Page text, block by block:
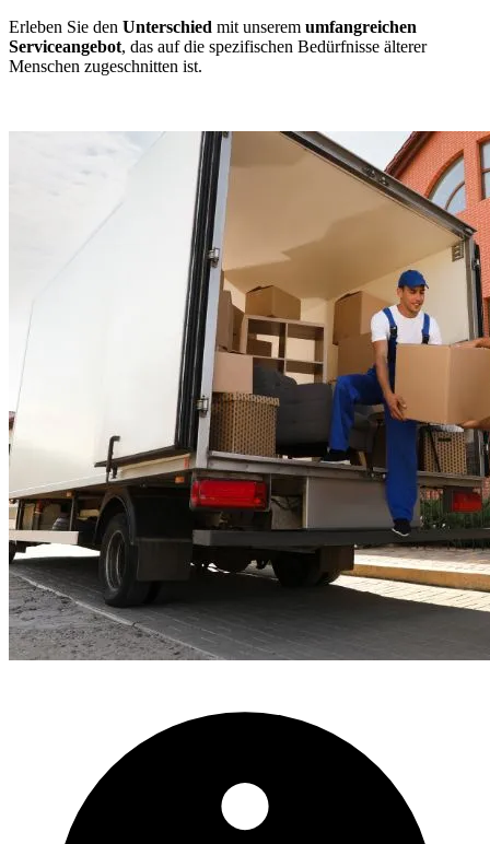
Erleben Sie den Unterschied mit unserem umfangreichen
Serviceangebot, das auf die spezifischen Bedürfnisse älterer
Menschen zugeschnitten ist.